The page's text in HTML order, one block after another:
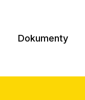
Dokumenty